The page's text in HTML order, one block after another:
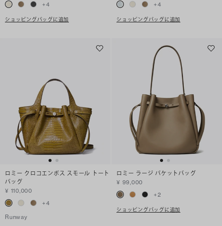
+4
ショッピングバッグに追加
+4
ショッピングバッグに追加
ロミー クロコエンボス スモール トート
バッグ
¥ 110,000
+4
Runway
ロミー ラージ バケットバッグ
¥ 99,000
+2
ショッピングバッグに追加